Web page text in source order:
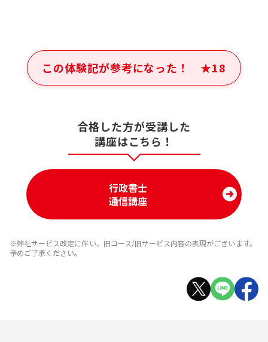
この体験記が参考になった！ ★18
合格した方が受講した
講座はこちら！
行政書士
通信講座
※弊社サービス改定に伴い、旧コース/旧サービス内容の表現がございます。
予めご了承ください。